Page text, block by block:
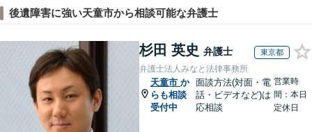
後遺障害に強い天童市から相談可能な弁護士
杉田 英史 弁護士 東京都
弁護士法人みなと法律事務所
天童市 か
らも相談
受付中
面談方法(対面・電
話・ビデオなど)は
応相談
営業時
間：本日
定休日